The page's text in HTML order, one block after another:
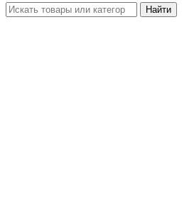
Найти